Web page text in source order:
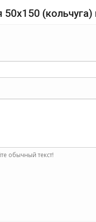
(кольчуга)
обычный текст!